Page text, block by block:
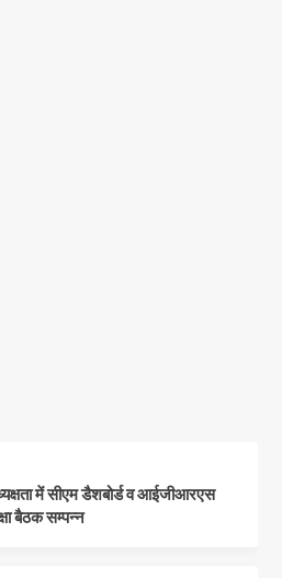
में सीएम डैशबोर्ड व आईजीआरएस
बैठक सम्पन्न